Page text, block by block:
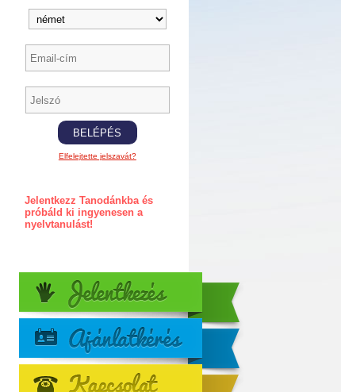
Elfelejtette jelszavát?
Jelentkezz Tanodánkba és
próbáld ki ingyenesen a
nyelvtanulást!